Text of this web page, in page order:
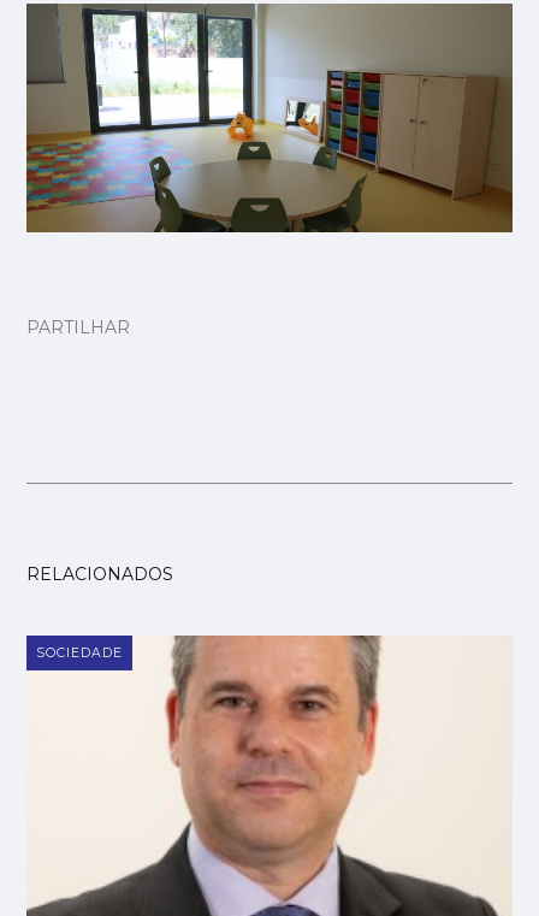
PARTILHAR
RELACIONADOS
SOCIEDADE